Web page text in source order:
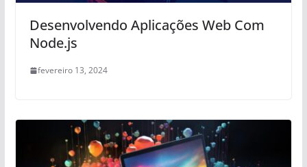
Desenvolvendo Aplicações Web Com
Node.js
fevereiro 13, 2024